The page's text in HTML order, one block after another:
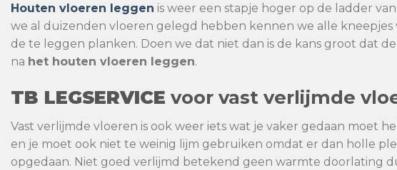
Houten vloeren leggen is weer een stapje hoger op de ladder
we al duizenden vloeren gelegd hebben kennen we alle
de te leggen planken. Doen we dat niet dan is de kans groot dat
na het houten vloeren leggen.
TB LEGSERVICE voor vast verlijmde
Vast verlijmde vloeren is ook weer iets wat je vaker gedaan moet
en je moet ook niet te weinig lijm gebruiken omdat er dan holle
opgedaan. Niet goed verlijmd betekend geen warmte doorlating